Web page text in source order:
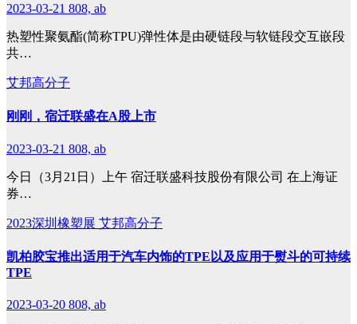
2023-03-21 808, ab
热塑性聚氨酯(简称TPU)弹性体是由硬链段与软链段交互嵌段
共…
艾邦高分子
刚刚，宿迁联盛在A股上市
2023-03-21 808, ab
今日（3月21日）上午 宿迁联盛科技股份有限公司 在上海证
券…
2023深圳橡塑展 艾邦高分子
凯柏胶宝推出适用于汽车内饰的TPE以及应用于熨斗的可持续
TPE
2023-03-20 808, ab